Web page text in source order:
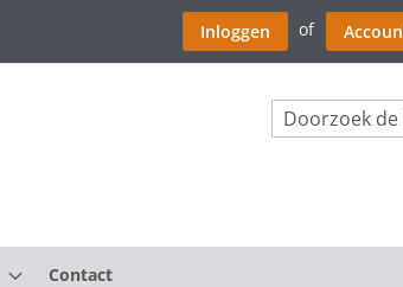
Inloggen
Search
Contact